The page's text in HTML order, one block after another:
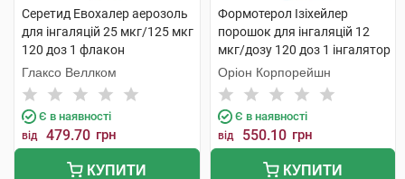
Серетид Евохалер аерозоль
для інгаляцій 25 мкг/125 мкг
120 доз 1 флакон
Глаксо Веллком
Є в наявності
від 479.70 грн
КУПИТИ
Формотерол Ізіхейлер
порошок для інгаляцій 12
мкг/дозу 120 доз 1 інгалятор
Оріон Корпорейшн
Є в наявності
від 550.10 грн
КУПИТИ